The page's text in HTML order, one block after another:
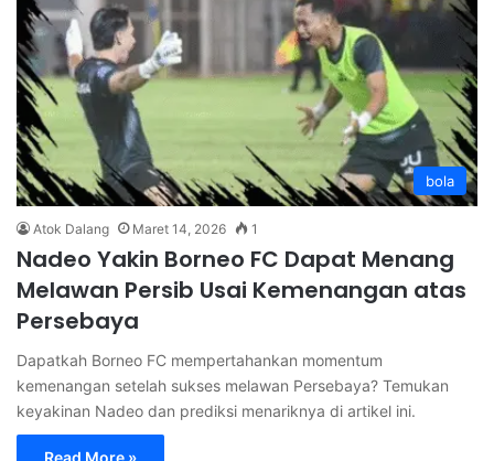
bola
Atok Dalang Maret 14, 2026 1
Nadeo Yakin Borneo FC Dapat Menang
Melawan Persib Usai Kemenangan atas
Persebaya
Dapatkah Borneo FC mempertahankan momentum
kemenangan setelah sukses melawan Persebaya? Temukan
keyakinan Nadeo dan prediksi menariknya di artikel ini.
Read More »